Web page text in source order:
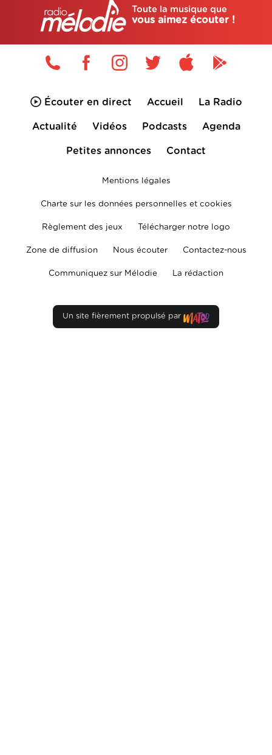
Toute la musique que
vous aimez écouter !
Écouter en direct Accueil La Radio
Actualité Vidéos Podcasts Agenda
Petites annonces Contact
Mentions légales
Charte sur les données personnelles et cookies
Règlement des jeux Télécharger notre logo
Zone de diffusion Nous écouter Contactez-nous
Communiquez sur Mélodie La rédaction
Un site fièrement propulsé par